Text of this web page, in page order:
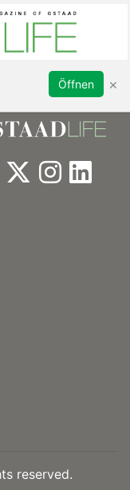
Sign in
reserved.
Öffnen ×